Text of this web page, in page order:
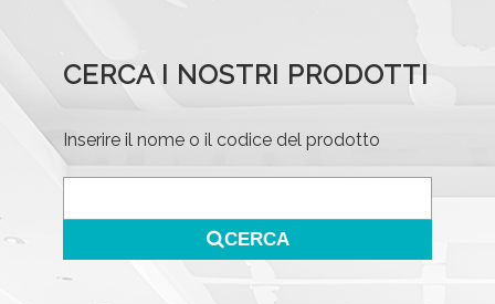
CERCA I NOSTRI PRODOTTI
Inserire il nome o il codice del prodotto
CERCA